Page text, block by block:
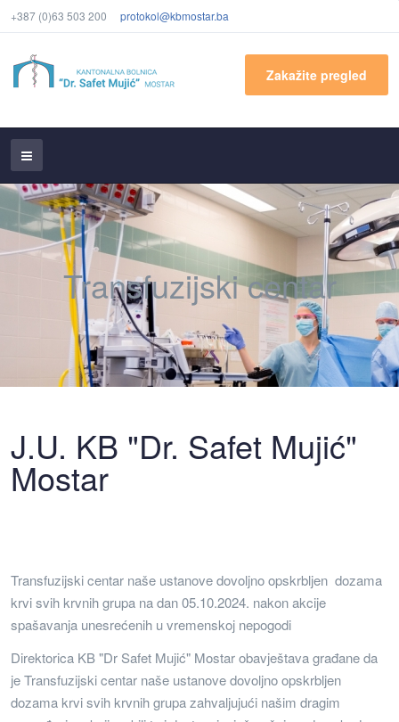
+387 (0)63 503 200 protokol@kbmostar.ba
Zakažite pregled
Transfuzijski centar
J.U. KB "Dr. Safet Mujić"
Mostar
Transfuzijski centar naše ustanove dovoljno opskrbljen dozama
krvi svih krvnih grupa na dan 05.10.2024. nakon akcije
spašavanja unesrećenih u vremenskoj nepogodi
Direktorica KB "Dr Safet Mujić" Mostar obavještava građane da
je Transfuzijski centar naše ustanove dovoljno opskrbljen
dozama krvi svih krvnih grupa zahvaljujući našim dragim